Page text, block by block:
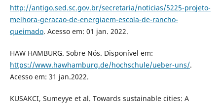
http://antigo.sed.sc.gov.br/secretaria/noticias/5225-projeto-
melhora-geracao-de-energiaem-escola-de-rancho-
queimado. Acesso em: 01 jan. 2022.
HAW HAMBURG. Sobre Nós. Disponível em:
https://www.hawhamburg.de/hochschule/ueber-uns/.
Acesso em: 31 jan.2022.
KUSAKCI, Sumeyye et al. Towards sustainable cities: A